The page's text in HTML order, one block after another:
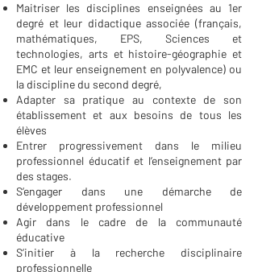
Maitriser les disciplines enseignées au 1er
degré et leur didactique associée (français,
mathématiques, EPS, Sciences et
technologies, arts et histoire-géographie et
EMC et leur enseignement en polyvalence) ou
la discipline du second degré,
Adapter sa pratique au contexte de son
établissement et aux besoins de tous les
élèves
Entrer progressivement dans le milieu
professionnel éducatif et l’enseignement par
des stages.
S’engager dans une démarche de
développement professionnel
Agir dans le cadre de la communauté
éducative
S’initier à la recherche disciplinaire
professionnelle